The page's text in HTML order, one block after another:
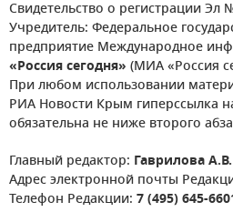
Свидетельство о регистрации Эл
Учредитель: Федеральное
предприятие Международное
«Россия сегодня» (МИА «Россия
При любом использовании
РИА Новости Крым гиперссылка
обязательна не ниже второго
Главный редактор: Гаврилова А.В.
Адрес электронной почты
Телефон Редакции: 7 (495) 645-